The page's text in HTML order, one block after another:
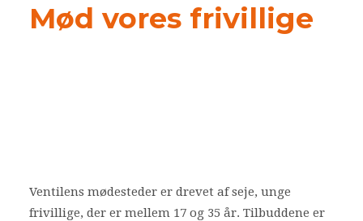
Om ensomhed
Shop
Mød vores frivillige
Ventilens mødesteder er drevet af seje, unge
frivillige, der er mellem 17 og 35 år. Tilbuddene er